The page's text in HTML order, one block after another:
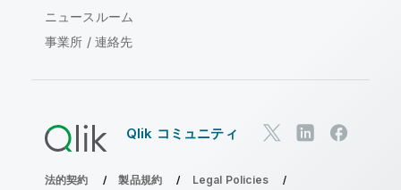
ニュースルーム
事業所 / 連絡先
Qlik コミュニティ
法的契約 製品規約
Legal Policies